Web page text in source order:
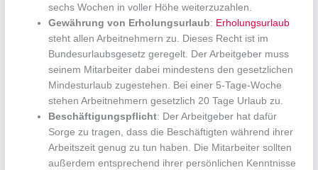
sechs Wochen in voller Höhe weiterzuzahlen.
Gewährung von Erholungsurlaub: Erholungsurlaub
steht allen Arbeitnehmern zu. Dieses Recht ist im
Bundesurlaubsgesetz geregelt. Der Arbeitgeber muss
seinem Mitarbeiter dabei mindestens den gesetzlichen
Mindesturlaub zugestehen. Bei einer 5-Tage-Woche
stehen Arbeitnehmern gesetzlich 20 Tage Urlaub zu.
Beschäftigungspflicht: Der Arbeitgeber hat dafür
Sorge zu tragen, dass die Beschäftigten während ihrer
Arbeitszeit genug zu tun haben. Die Mitarbeiter sollten
außerdem entsprechend ihrer persönlichen Kenntnisse